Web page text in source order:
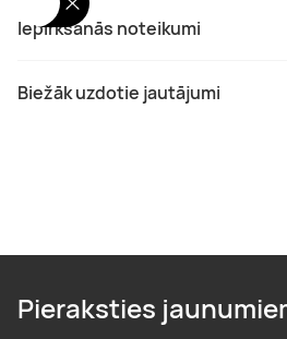
Iepirkšanās noteikumi
Biežāk uzdotie jautājumi
Pieraksties